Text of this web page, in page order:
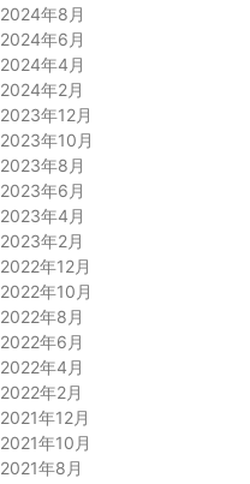
2024年8月
2024年6月
2024年4月
2024年2月
2023年12月
2023年10月
2023年8月
2023年6月
2023年4月
2023年2月
2022年12月
2022年10月
2022年8月
2022年6月
2022年4月
2022年2月
2021年12月
2021年10月
2021年8月